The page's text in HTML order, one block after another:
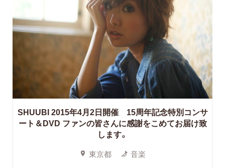
SHUUBI 2015年4月2日開催 15周年記念特別コンサ
ート＆DVD ファンの皆さんに感謝をこめてお届け致
します。
東京都 音楽